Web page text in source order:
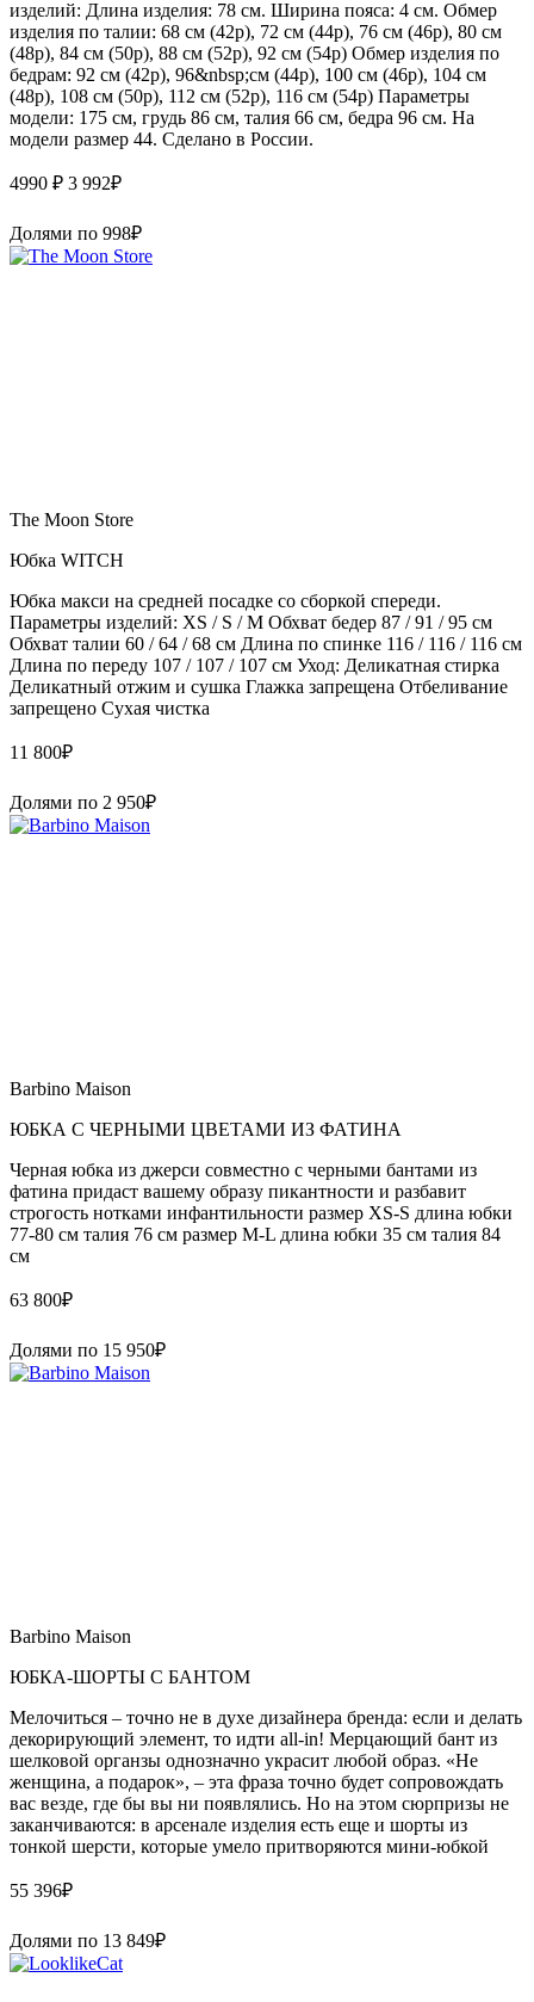
изделий: Длина изделия: 78 см. Ширина пояса: 4 см. Обмер
изделия по талии: 68 см (42р), 72 см (44р), 76 см (46р), 80 см
(48р), 84 см (50р), 88 см (52р), 92 см (54р) Обмер изделия по
бедрам: 92 см (42р), 96&nbsp;см (44р), 100 см (46р), 104 см
(48р), 108 см (50р), 112 см (52р), 116 см (54р) Параметры
модели: 175 см, грудь 86 см, талия 66 см, бедра 96 см. На
модели размер 44. Сделано в России.
4990 ₽ 3 992₽
Долями по 998₽
The Moon Store
Юбка WITCH
Юбка макси на средней посадке со сборкой спереди.
Параметры изделий: XS / S / M Обхват бедер 87 / 91 / 95 см
Обхват талии 60 / 64 / 68 см Длина по спинке 116 / 116 / 116 см
Длина по переду 107 / 107 / 107 см Уход: Деликатная стирка
Деликатный отжим и сушка Глажка запрещена Отбеливание
запрещено Сухая чистка
11 800₽
Долями по 2 950₽
Barbino Maison
ЮБКА С ЧЕРНЫМИ ЦВЕТАМИ ИЗ ФАТИНА
Черная юбка из джерси совместно с черными бантами из
фатина придаст вашему образу пикантности и разбавит
строгость нотками инфантильности размер XS-S длина юбки
77-80 см талия 76 см размер M-L длина юбки 35 см талия 84
см
63 800₽
Долями по 15 950₽
Barbino Maison
ЮБКА-ШОРТЫ С БАНТОМ
Мелочиться – точно не в духе дизайнера бренда: если и делать
декорирующий элемент, то идти all-in! Мерцающий бант из
шелковой органзы однозначно украсит любой образ. «Не
женщина, а подарок», – эта фраза точно будет сопровождать
вас везде, где бы вы ни появлялись. Но на этом сюрпризы не
заканчиваются: в арсенале изделия есть еще и шорты из
тонкой шерсти, которые умело притворяются мини-юбкой
55 396₽
Долями по 13 849₽